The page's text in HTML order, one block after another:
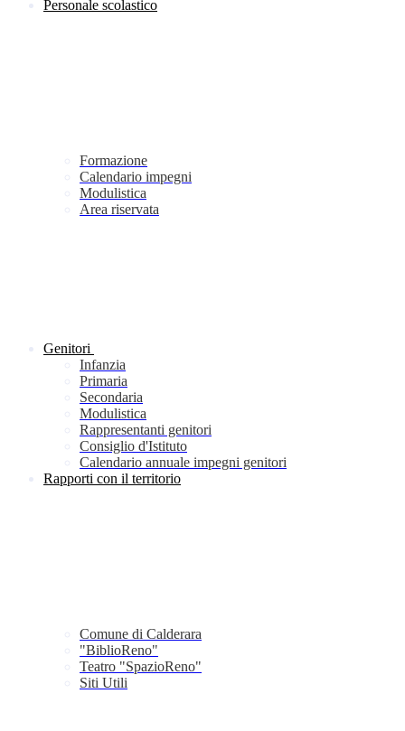
Personale scolastico
Formazione
Calendario impegni
Modulistica
Area riservata
Genitori
Infanzia
Primaria
Secondaria
Modulistica
Rappresentanti genitori
Consiglio d'Istituto
Calendario annuale impegni genitori
Rapporti con il territorio
Comune di Calderara
"BiblioReno"
Teatro "SpazioReno"
Siti Utili